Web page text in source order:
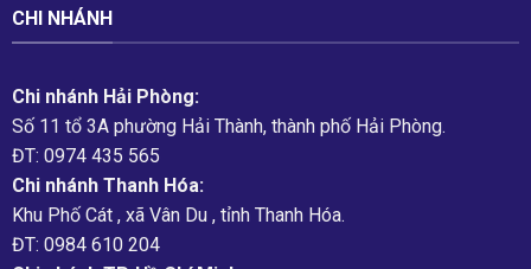
CHI NHÁNH
Chi nhánh Hải Phòng:
Số 11 tổ 3A phường Hải Thành, thành phố Hải Phòng.
ĐT: 0974 435 565
Chi nhánh Thanh Hóa:
Khu Phố Cát , xã Vân Du , tỉnh Thanh Hóa.
ĐT: 0984 610 204